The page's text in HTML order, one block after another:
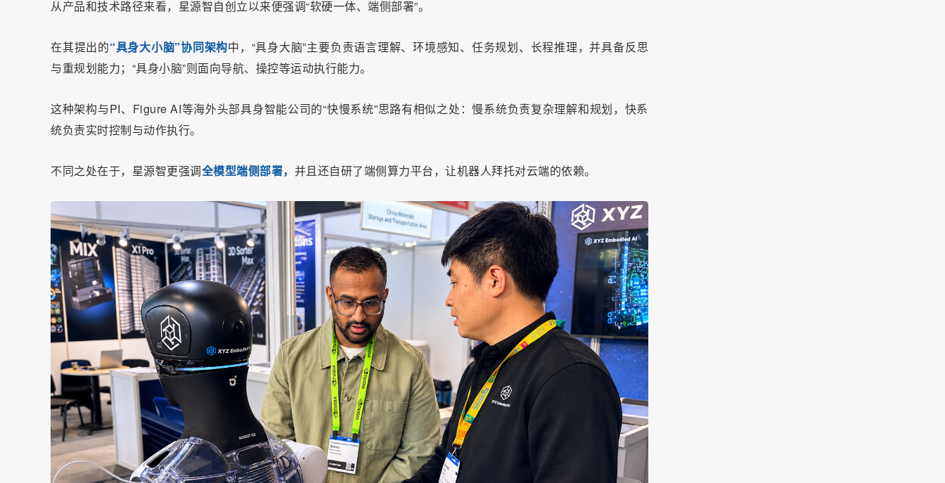
从产品和技术路径来看，星源智自创立以来便强调“软硬一体、端侧部署”。
在其提出的“具身大小脑”协同架构中，“具身大脑”主要负责语言理解、环境感知、任务规划、长程推理，并具备反思
与重规划能力；“具身小脑”则面向导航、操控等运动执行能力。
这种架构与PI、Figure AI等海外头部具身智能公司的“快慢系统”思路有相似之处：慢系统负责复杂理解和规划，快系
统负责实时控制与动作执行。
不同之处在于，星源智更强调全模型端侧部署， 并且还自研了端侧算力平台，让机器人拜托对云端的依赖。